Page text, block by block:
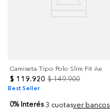
Camiseta Tipo Polo Slim Fit Ae
$ 119.920 $ 149.900
Best Seller
0% Interés 3 cuotasver bancos.